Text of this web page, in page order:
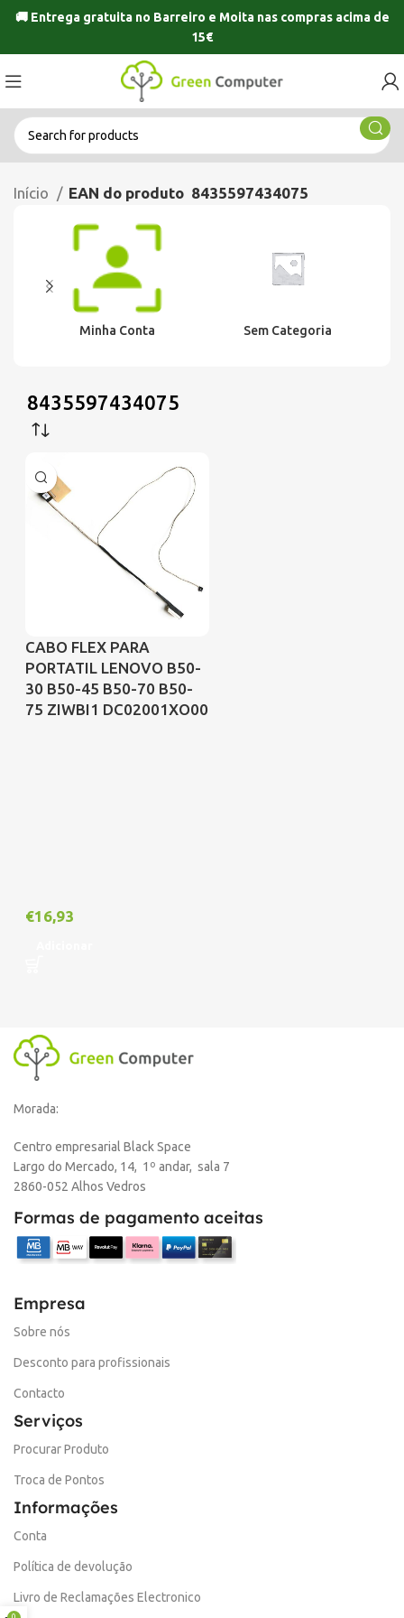
🚚 Entrega gratuita no Barreiro e Moitanas compras acima de
15€
Início EAN do produto 8435597434075
Minha Conta Sem Categoria
8435597434075
CABO FLEX PARA
PORTATIL LENOVO B50-
30 B50-45 B50-70 B50-
75 ZIWBI1 DC02001XO00
€16,93
Morada:
Centro empresarial Black Space
Largo do Mercado, 14, 1º andar, sala 7
2860-052 Alhos Vedros
Formas de pagamento aceitas
Empresa
Sobre nós
Desconto para profissionais
Contacto
Serviços
Procurar Produto
Troca de Pontos
Informações
Conta
Política de devolução
Livro de Reclamações Electronico